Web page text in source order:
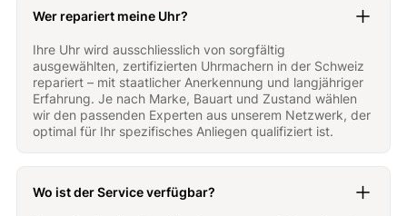
Wer repariert meine Uhr?
Ihre Uhr wird ausschliesslich von sorgfältig
ausgewählten, zertifizierten Uhrmachern in der Schweiz
repariert – mit staatlicher Anerkennung und langjähriger
Erfahrung. Je nach Marke, Bauart und Zustand wählen
wir den passenden Experten aus unserem Netzwerk, der
optimal für Ihr spezifisches Anliegen qualifiziert ist.
Wo ist der Service verfügbar?